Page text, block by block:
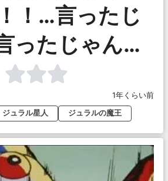
！…言ったじ
ったじゃん…
1年くらい前
ジュラル星人 ジュラルの魔王